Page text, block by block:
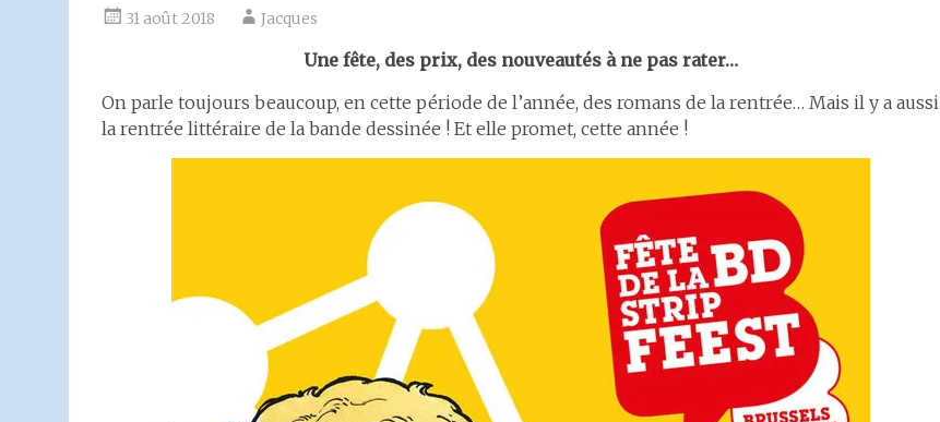
31 août 2018 Jacques
Une fête, des prix, des nouveautés à ne pas rater…
On parle toujours beaucoup, en cette période de l’année, des romans de la rentrée… Mais il y a aussi
la rentrée littéraire de la bande dessinée ! Et elle promet, cette année !